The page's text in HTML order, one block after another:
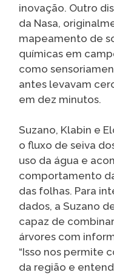
inovação. Outro
da Nasa,
mapeamento de
químicas em
como
antes levavam
em dez minutos.
Suzano, Klabin e
o fluxo de seiva
uso da água e
comportamento
das folhas. Para
dados, a Suzano
capaz de
árvores com
“Isso nos permite
da região e